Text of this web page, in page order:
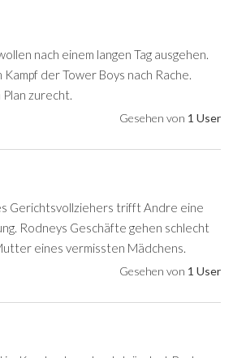
nach einem langen Tag ausgehen.
der Tower Boys nach Rache.
zurecht.
Gesehen von 1 User
Gerichtsvollziehers trifft Andre eine
Rodneys Geschäfte gehen schlecht
eines vermissten Mädchens.
Gesehen von 1 User